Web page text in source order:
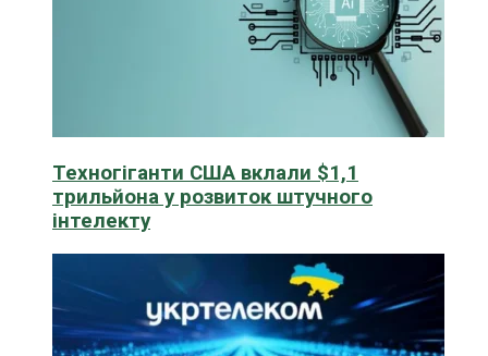
Техногіганти США вклали $1,1
трильйона у розвиток штучного
інтелекту